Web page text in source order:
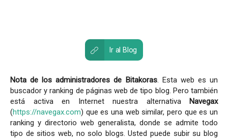
Ir al Blog
Nota de los administradores de Bitakoras. Esta web es un
buscador y ranking de páginas web de tipo blog. Pero también
está activa en Internet nuestra alternativa Navegax
(https://navegax.com) que es una web similar, pero que es un
ranking y directorio web generalista, donde se admite todo
tipo de sitios web, no solo blogs. Usted puede subir su blog